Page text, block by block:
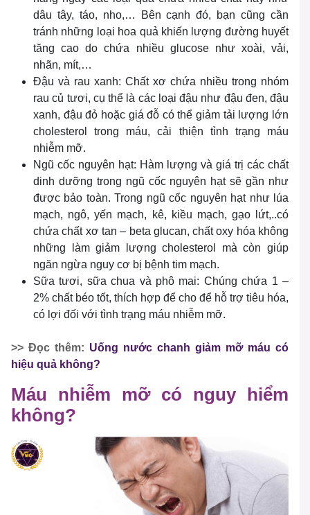
dâu tây, táo, nho,… Bên cạnh đó, bạn cũng cần
tránh những loại hoa quả khiến lượng đường huyết
tăng cao do chứa nhiều glucose như xoài, vải,
nhãn, mít,…
Đậu và rau xanh: Chất xơ chứa nhiều trong nhóm
rau củ tươi, cụ thể là các loại đậu như đậu đen, đậu
xanh, đậu đỏ hoặc giá đỗ có thể giảm tải lượng lớn
cholesterol trong máu, cải thiện tình trạng máu
nhiễm mỡ.
Ngũ cốc nguyên hạt: Hàm lượng và giá trị các chất
dinh dưỡng trong ngũ cốc nguyên hạt sẽ gần như
được bảo toàn. Trong ngũ cốc nguyên hạt như lúa
mạch, ngô, yến mạch, kê, kiều mạch, gạo lứt,..có
chứa chất xơ tan – beta glucan, chất oxy hóa không
những làm giảm lượng cholesterol mà còn giúp
ngăn ngừa nguy cơ bị bệnh tim mạch.
Sữa tươi, sữa chua và phô mai: Chúng chứa 1 –
2% chất béo tốt, thích hợp để cho để hỗ trợ tiêu hóa,
có lợi đối với tình trạng máu nhiễm mỡ.
>> Đọc thêm: Uống nước chanh giảm mỡ máu có
hiệu quả không?
Máu nhiễm mỡ có nguy hiểm
không?